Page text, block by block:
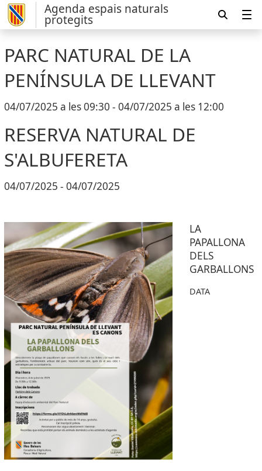
Agenda espais naturals
protegits
PARC NATURAL DE LA
PENÍNSULA DE LLEVANT
04/07/2025 a les 09:30 - 04/07/2025 a les 12:00
RESERVA NATURAL DE
S'ALBUFERETA
04/07/2025 - 04/07/2025
LA
PAPALLONA
DELS
GARBALLONS
DATA